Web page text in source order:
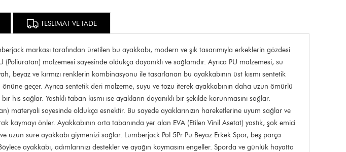
TESLİMAT VE İADE
markası tarafından üretilen bu ayakkabı, modern ve şık tasarımıyla erkeklerin gözdesi
malzemesi sayesinde oldukça dayanıklı ve sağlamdır. Ayrıca PU malzemesi, su
ve kırmızı renklerin kombinasyonu ile tasarlanan bu ayakkabının üst kısmı sentetik
geçer. Ayrıca sentetik deri malzeme, suyu ve tozu iterek ayakkabının daha uzun ömürlü
his sağlar. Yastıklı taban kısmı ise ayakların dayanıklı bir şekilde korunmasını sağlar.
materyali sayesinde oldukça esnektir. Bu sayede ayaklarınızın hareketlerine uyum sağlar ve
kaymayı önler. Ayakkabının orta tabanında yer alan EVA (Etilen Vinil Asetat) yastık, şok emici
uzun süre ayakkabı giymenizi sağlar. Lumberjack Pol 5Pr Pu Beyaz Erkek Spor, beş parça
ayakkabı, adımlarınızı destekler ve ayağın kaymasını engeller. Sporda ve günlük hayatta